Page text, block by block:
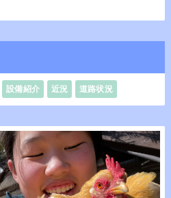
設備紹介 近況 道路状況